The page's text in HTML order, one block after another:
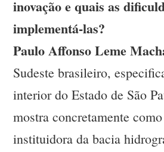
inovação e quais as
implementá-las?
Paulo Affonso Leme
Sudeste brasileiro,
interior do Estado de São
mostra concretamente
instituidora da bacia